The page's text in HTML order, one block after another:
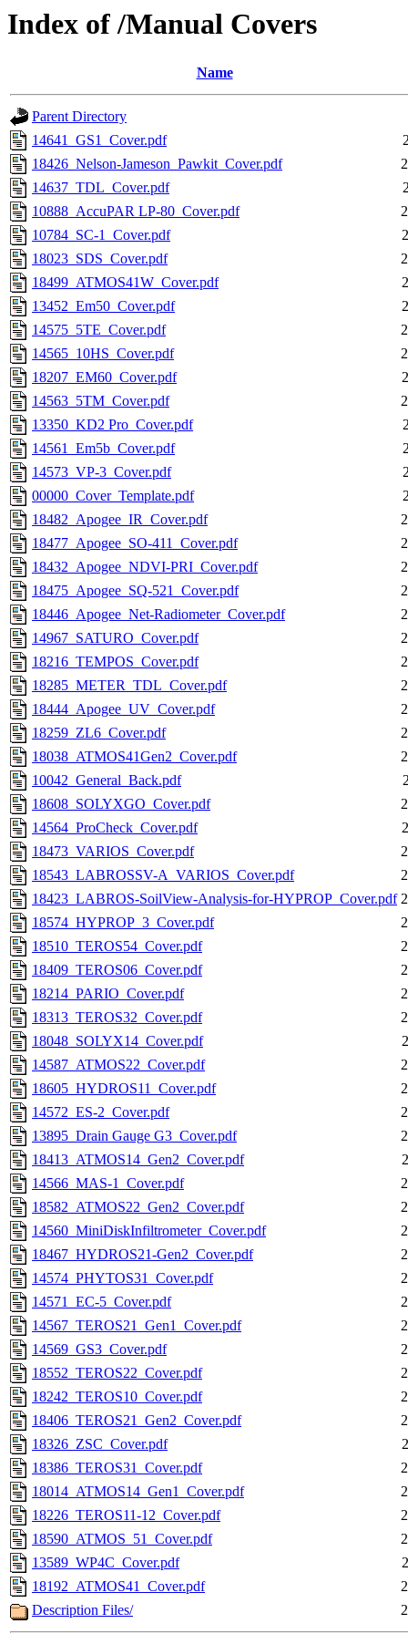
Index of /Manual Covers
Name
Parent Directory
14641_GS1_Cover.pdf
18426_Nelson-Jameson_Pawkit_Cover.pdf
14637_TDL_Cover.pdf
10888_AccuPAR LP-80_Cover.pdf
10784_SC-1_Cover.pdf
18023_SDS_Cover.pdf
18499_ATMOS41W_Cover.pdf
13452_Em50_Cover.pdf
14575_5TE_Cover.pdf
14565_10HS_Cover.pdf
18207_EM60_Cover.pdf
14563_5TM_Cover.pdf
13350_KD2 Pro_Cover.pdf
14561_Em5b_Cover.pdf
14573_VP-3_Cover.pdf
00000_Cover_Template.pdf
18482_Apogee_IR_Cover.pdf
18477_Apogee_SO-411_Cover.pdf
18432_Apogee_NDVI-PRI_Cover.pdf
18475_Apogee_SQ-521_Cover.pdf
18446_Apogee_Net-Radiometer_Cover.pdf
14967_SATURO_Cover.pdf
18216_TEMPOS_Cover.pdf
18285_METER_TDL_Cover.pdf
18444_Apogee_UV_Cover.pdf
18259_ZL6_Cover.pdf
18038_ATMOS41Gen2_Cover.pdf
10042_General_Back.pdf
18608_SOLYXGO_Cover.pdf
14564_ProCheck_Cover.pdf
18473_VARIOS_Cover.pdf
18543_LABROSSV-A_VARIOS_Cover.pdf
18423_LABROS-SoilView-Analysis-for-HYPROP_Cover.pdf
18574_HYPROP_3_Cover.pdf
18510_TEROS54_Cover.pdf
18409_TEROS06_Cover.pdf
18214_PARIO_Cover.pdf
18313_TEROS32_Cover.pdf
18048_SOLYX14_Cover.pdf
14587_ATMOS22_Cover.pdf
18605_HYDROS11_Cover.pdf
14572_ES-2_Cover.pdf
13895_Drain Gauge G3_Cover.pdf
18413_ATMOS14_Gen2_Cover.pdf
14566_MAS-1_Cover.pdf
18582_ATMOS22_Gen2_Cover.pdf
14560_MiniDiskInfiltrometer_Cover.pdf
18467_HYDROS21-Gen2_Cover.pdf
14574_PHYTOS31_Cover.pdf
14571_EC-5_Cover.pdf
14567_TEROS21_Gen1_Cover.pdf
14569_GS3_Cover.pdf
18552_TEROS22_Cover.pdf
18242_TEROS10_Cover.pdf
18406_TEROS21_Gen2_Cover.pdf
18326_ZSC_Cover.pdf
18386_TEROS31_Cover.pdf
18014_ATMOS14_Gen1_Cover.pdf
18226_TEROS11-12_Cover.pdf
18590_ATMOS_51_Cover.pdf
13589_WP4C_Cover.pdf
18192_ATMOS41_Cover.pdf
Description Files/